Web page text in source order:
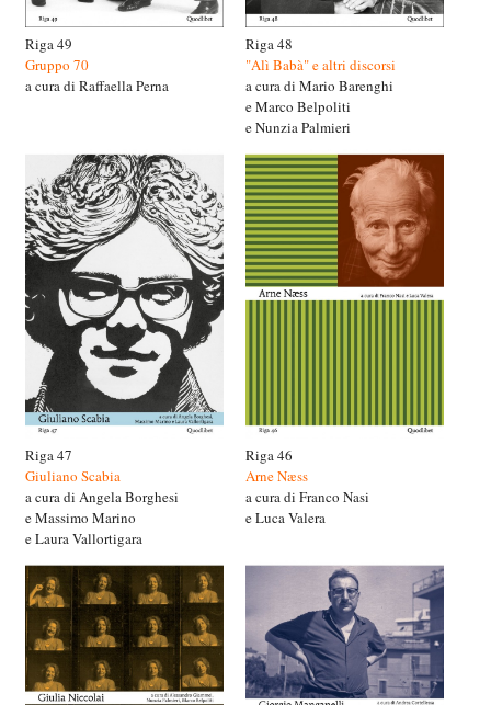
Riga 49
Gruppo 70
a cura di Raffaella Perna
Riga 48
"Alì Babà" e altri discorsi
a cura di Mario Barenghi
e Marco Belpoliti
e Nunzia Palmieri
Riga 47
Giuliano Scabia
a cura di Angela Borghesi
e Massimo Marino
e Laura Vallortigara
Riga 46
Arne Næss
a cura di Franco Nasi
e Luca Valera